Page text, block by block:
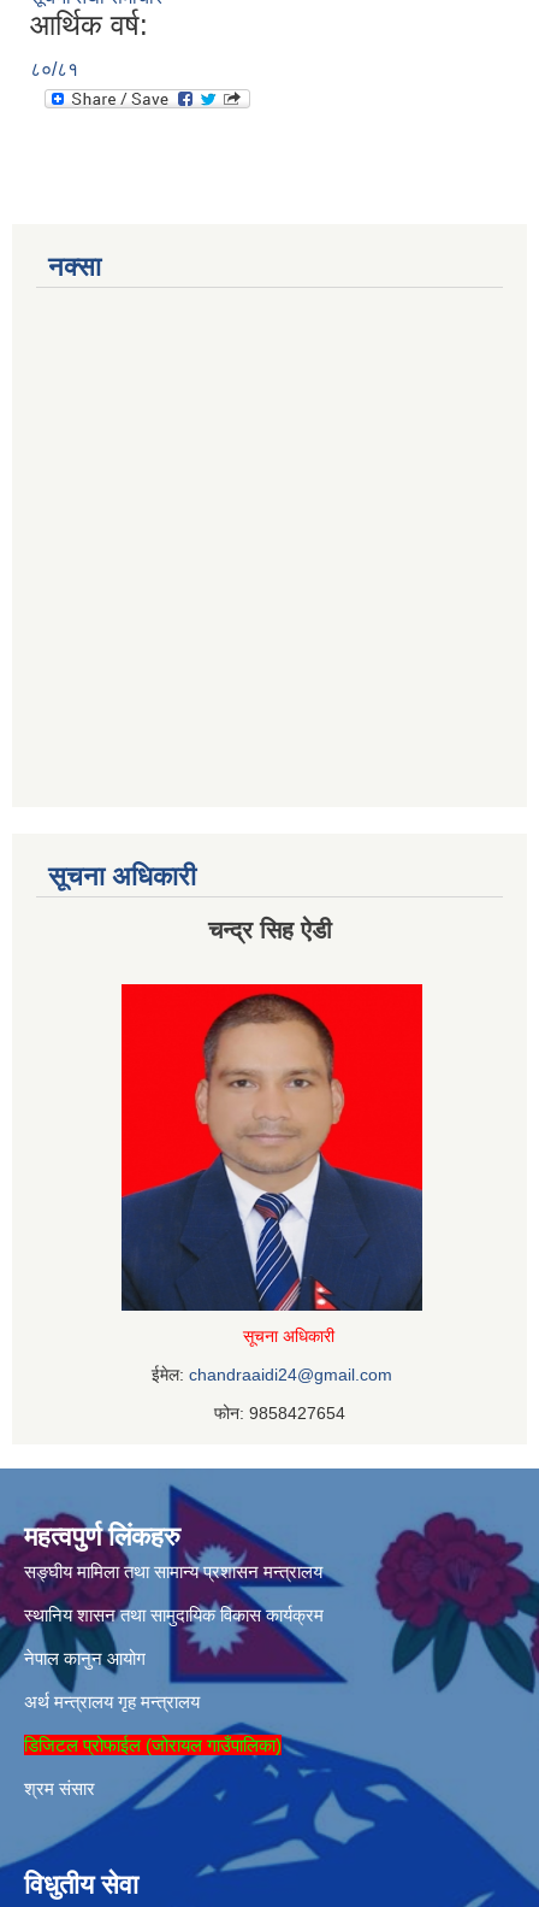
आर्थिक वर्ष:
८०/८१
नक्सा
सूचना अधिकारी
चन्द्र सिह ऐडी
सूचना अधिकारी
ईमेल: chandraaidi24@gmail.com
फोन: 9858427654
महत्वपुर्ण लिंकहरु
सङ्घीय मामिला तथा सामान्य प्रशासन मन्त्रालय
स्थानिय शासन तथा सामुदायिक विकास कार्यक्रम
नेपाल कानुन आयोग
अर्थ मन्त्रालय गृह मन्त्रालय
डिजिटल प्रोफाईल (जोरायल गाउँपालिका)
श्रम संसार
विधुतीय सेवा